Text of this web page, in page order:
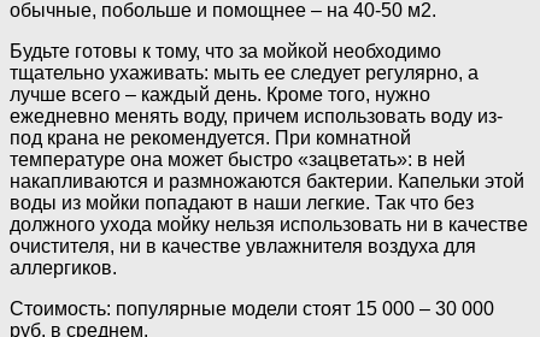
обычные, побольше и помощнее – на 40-50 м2.
Будьте готовы к тому, что за мойкой необходимо
тщательно ухаживать: мыть ее следует регулярно, а
лучше всего – каждый день. Кроме того, нужно
ежедневно менять воду, причем использовать воду из-
под крана не рекомендуется. При комнатной
температуре она может быстро «зацветать»: в ней
накапливаются и размножаются бактерии. Капельки этой
воды из мойки попадают в наши легкие. Так что без
должного ухода мойку нельзя использовать ни в качестве
очистителя, ни в качестве увлажнителя воздуха для
аллергиков.
Стоимость: популярные модели стоят 15 000 – 30 000
руб. в среднем.